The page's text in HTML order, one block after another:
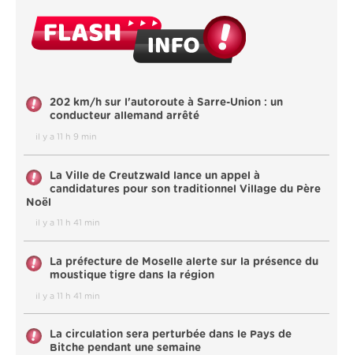
202 km/h sur l'autoroute à Sarre-Union : un
conducteur allemand arrêté
il y a 11 h 9 min
La Ville de Creutzwald lance un appel à
candidatures pour son traditionnel Village du Père
Noël
il y a 11 h 41 min
La préfecture de Moselle alerte sur la présence du
moustique tigre dans la région
il y a 11 h 41 min
La circulation sera perturbée dans le Pays de
Bitche pendant une semaine